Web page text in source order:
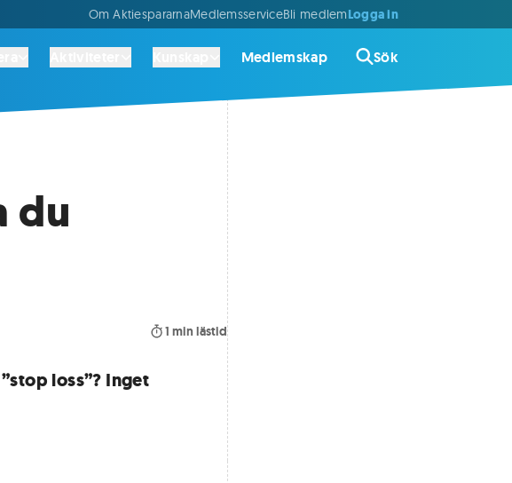
Om AktiespararnaMedlemsserviceBli medlemLogga in
Medlemskap Sök
du
1 min lästid
loss”? Inget